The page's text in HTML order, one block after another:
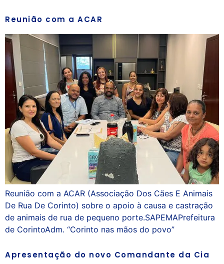
Reunião com a ACAR
Reunião com a ACAR (Associação Dos Cães E Animais
De Rua De Corinto) sobre o apoio à causa e castração
de animais de rua de pequeno porte.SAPEMAPrefeitura
de CorintoAdm. “Corinto nas mãos do povo”
Apresentação do novo Comandante da Cia